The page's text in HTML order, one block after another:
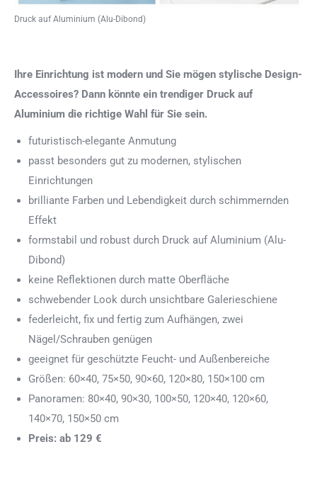
Druck auf Aluminium (Alu-Dibond)
Ihre Einrichtung ist modern und Sie mögen stylische Design-
Accessoires? Dann könnte ein trendiger Druck auf
Aluminium die richtige Wahl für Sie sein.
futuristisch-elegante Anmutung
passt besonders gut zu modernen, stylischen
Einrichtungen
brilliante Farben und Lebendigkeit durch schimmernden
Effekt
formstabil und robust durch Druck auf Aluminium (Alu-
Dibond)
keine Reflektionen durch matte Oberfläche
schwebender Look durch unsichtbare Galerieschiene
federleicht, fix und fertig zum Aufhängen, zwei
Nägel/Schrauben genügen
geeignet für geschützte Feucht- und Außenbereiche
Größen: 60×40, 75×50, 90×60, 120×80, 150×100 cm
Panoramen: 80×40, 90×30, 100×50, 120×40, 120×60,
140×70, 150×50 cm
Preis: ab 129 €